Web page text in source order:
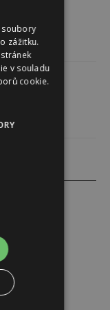
soubory
zážitku.
v souladu
cookie.